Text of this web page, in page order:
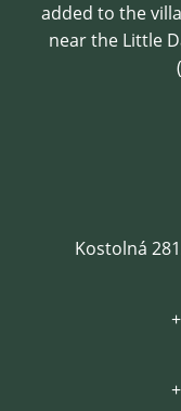
added to the
near the Little
Kostolná